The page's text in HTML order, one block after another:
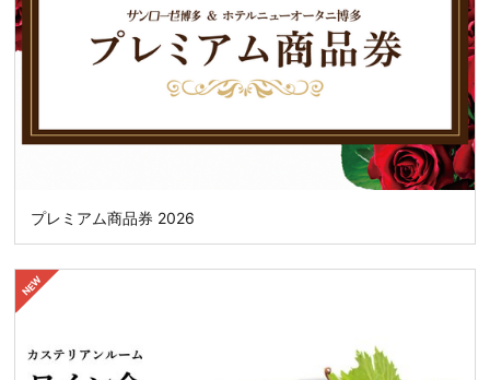
プレミアム商品券 2026